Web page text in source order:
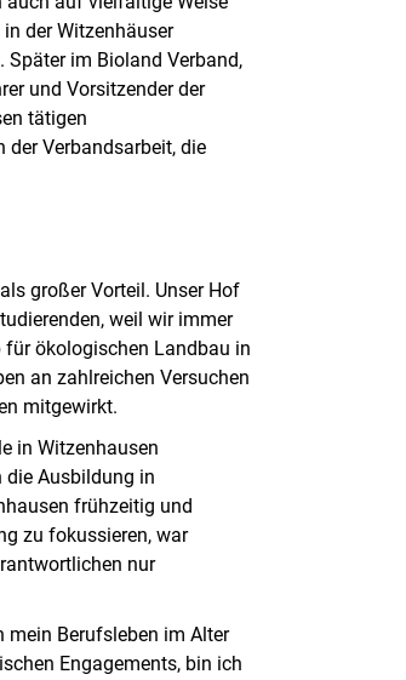
der Witzenhäuser
im Bioland Verband,
und Vorsitzender der
tätigen
Verbandsarbeit, die
großer Vorteil. Unser Hof
weil wir immer
für ökologischen Landbau in
an zahlreichen Versuchen
mitgewirkt.
in Witzenhausen
die Ausbildung in
frühzeitig und
zu fokussieren, war
nur
mein Berufsleben im Alter
Engagements, bin ich